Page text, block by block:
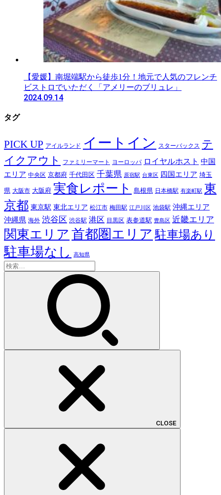
【愛媛】南堀端駅から徒歩1分！地元で人気のフレンチ
ビストロでいただく「アメリーのブリュレ」
2024.09.14
タグ
PICK UP アイルランド イートイン スターバックス テ
イクアウト
ファミリーマート ヨーロッパ ロイヤルホスト 中国
エリア 中央区 京都府 千代田区 千葉県 原宿駅 台東区 四国エリア 埼玉
県 大阪市 大阪府 実食レポート 島根県 日本橋駅 有楽町駅 東
京都 東京駅 東北エリア 松江市 梅田駅 江戸川区 池袋駅 沖縄エリア
沖縄県 海外 渋谷区 渋谷駅 港区 目黒区 表参道駅 豊島区 近畿エリア
関東エリア 首都圏エリア 駐車場あり
駐車場なし 高知県
検
索:
CLOSE